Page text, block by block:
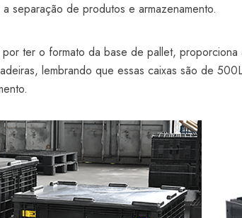
separação de produtos e armazenamento.
por ter o formato da base de pallet,
lembrando que essas caixas são de